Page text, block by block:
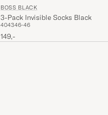
BOSS BLACK
3-Pack Invisible Socks Black
404346-46
149,-